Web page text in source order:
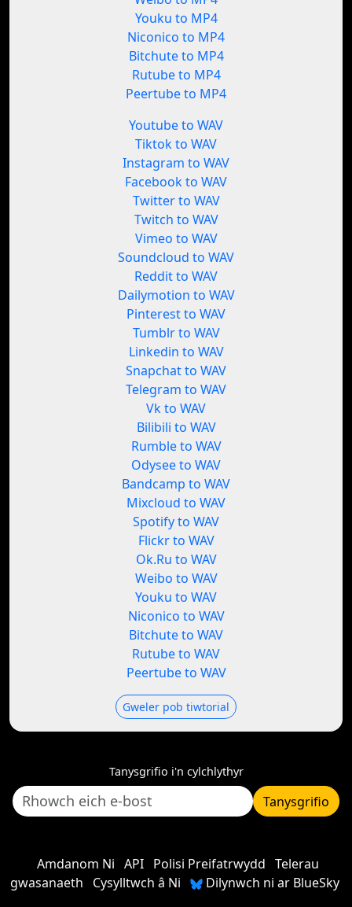
Youku to MP4
Niconico to MP4
Bitchute to MP4
Rutube to MP4
Peertube to MP4
Youtube to WAV
Tiktok to WAV
Instagram to WAV
Facebook to WAV
Twitter to WAV
Twitch to WAV
Vimeo to WAV
Soundcloud to WAV
Reddit to WAV
Dailymotion to WAV
Pinterest to WAV
Tumblr to WAV
Linkedin to WAV
Snapchat to WAV
Telegram to WAV
Vk to WAV
Bilibili to WAV
Rumble to WAV
Odysee to WAV
Bandcamp to WAV
Mixcloud to WAV
Spotify to WAV
Flickr to WAV
Ok.Ru to WAV
Weibo to WAV
Youku to WAV
Niconico to WAV
Bitchute to WAV
Rutube to WAV
Peertube to WAV
Gweler pob tiwtorial
Tanysgrifio i'n cylchlythyr
Tanysgrifio
Amdanom Ni API Polisi Preifatrwydd Telerau
gwasanaeth
Cysylltwch â Ni
Dilynwch ni ar BlueSky